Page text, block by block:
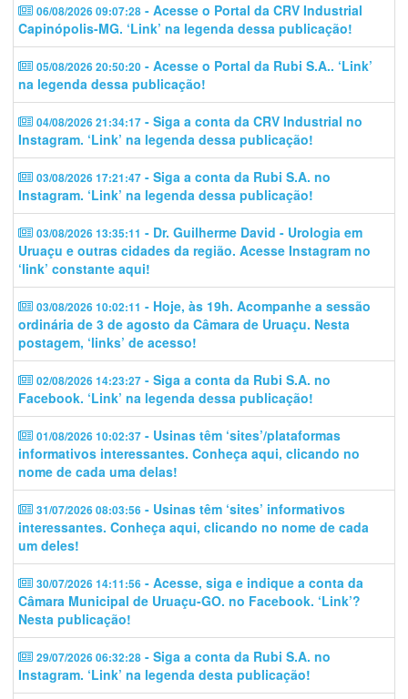
06/08/2026 09:07:28 - Acesse o Portal da CRV Industrial
Capinópolis-MG. ‘Link’ na legenda dessa publicação!
05/08/2026 20:50:20 - Acesse o Portal da Rubi S.A.. ‘Link’
na legenda dessa publicação!
04/08/2026 21:34:17 - Siga a conta da CRV Industrial no
Instagram. ‘Link’ na legenda dessa publicação!
03/08/2026 17:21:47 - Siga a conta da Rubi S.A. no
Instagram. ‘Link’ na legenda dessa publicação!
03/08/2026 13:35:11 - Dr. Guilherme David - Urologia em
Uruaçu e outras cidades da região. Acesse Instagram no
‘link’ constante aqui!
03/08/2026 10:02:11 - Hoje, às 19h. Acompanhe a sessão
ordinária de 3 de agosto da Câmara de Uruaçu. Nesta
postagem, ‘links’ de acesso!
02/08/2026 14:23:27 - Siga a conta da Rubi S.A. no
Facebook. ‘Link’ na legenda dessa publicação!
01/08/2026 10:02:37 - Usinas têm ‘sites’/plataformas
informativos interessantes. Conheça aqui, clicando no
nome de cada uma delas!
31/07/2026 08:03:56 - Usinas têm ‘sites’ informativos
interessantes. Conheça aqui, clicando no nome de cada
um deles!
30/07/2026 14:11:56 - Acesse, siga e indique a conta da
Câmara Municipal de Uruaçu-GO. no Facebook. ‘Link’?
Nesta publicação!
29/07/2026 06:32:28 - Siga a conta da Rubi S.A. no
Instagram. ‘Link’ na legenda desta publicação!